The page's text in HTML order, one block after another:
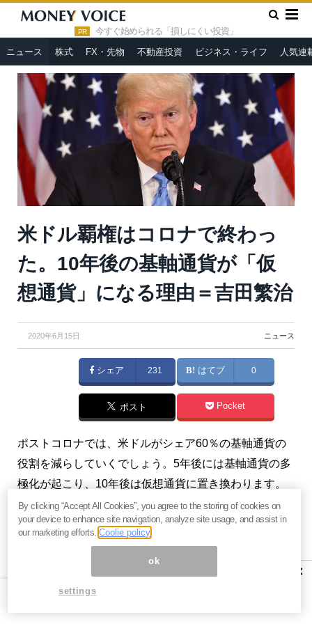
PR 今すぐ始められる「損しにくい投資」
ニュース 株式 FX・先物 不動産投資 ビジネス・ライフ 人気連
HOME » ニュース »
米ドル覇権はコロナで終わった。10年後
の基軸通貨が「仮想通貨」になる理由＝吉田繁治
米ドル覇権はコロナで終わっ
た。10年後の基軸通貨が「仮
想通貨」になる理由＝吉田繁治
2020年6月15日 ニュース
シェア 231 はてブ 0
ポスト Pocket
ポストコロナでは、米ドルがシェア60％の基軸通貨の
役割を減らしていくでしょう。5年後には基軸通貨の多
極化が起こり、10年後は仮想通貨に置き換わります。
（『ビジネス知識源プレミアム』吉田繁治）
※本記事は有料メルマガ『ビジネス知識源プレミアム
2020年6月10日号の一部抜粋です。興味を持たれた方
は、ぜひこの機会にバックナンバー含め
料のお試し購読をどうぞ。
×
By clicking “Accept All Cookies”, you agree to the storing of cookies on
your device to enhance site navigation, analyze site usage, and assist in
our marketing efforts.Coolie policy
ok
settings